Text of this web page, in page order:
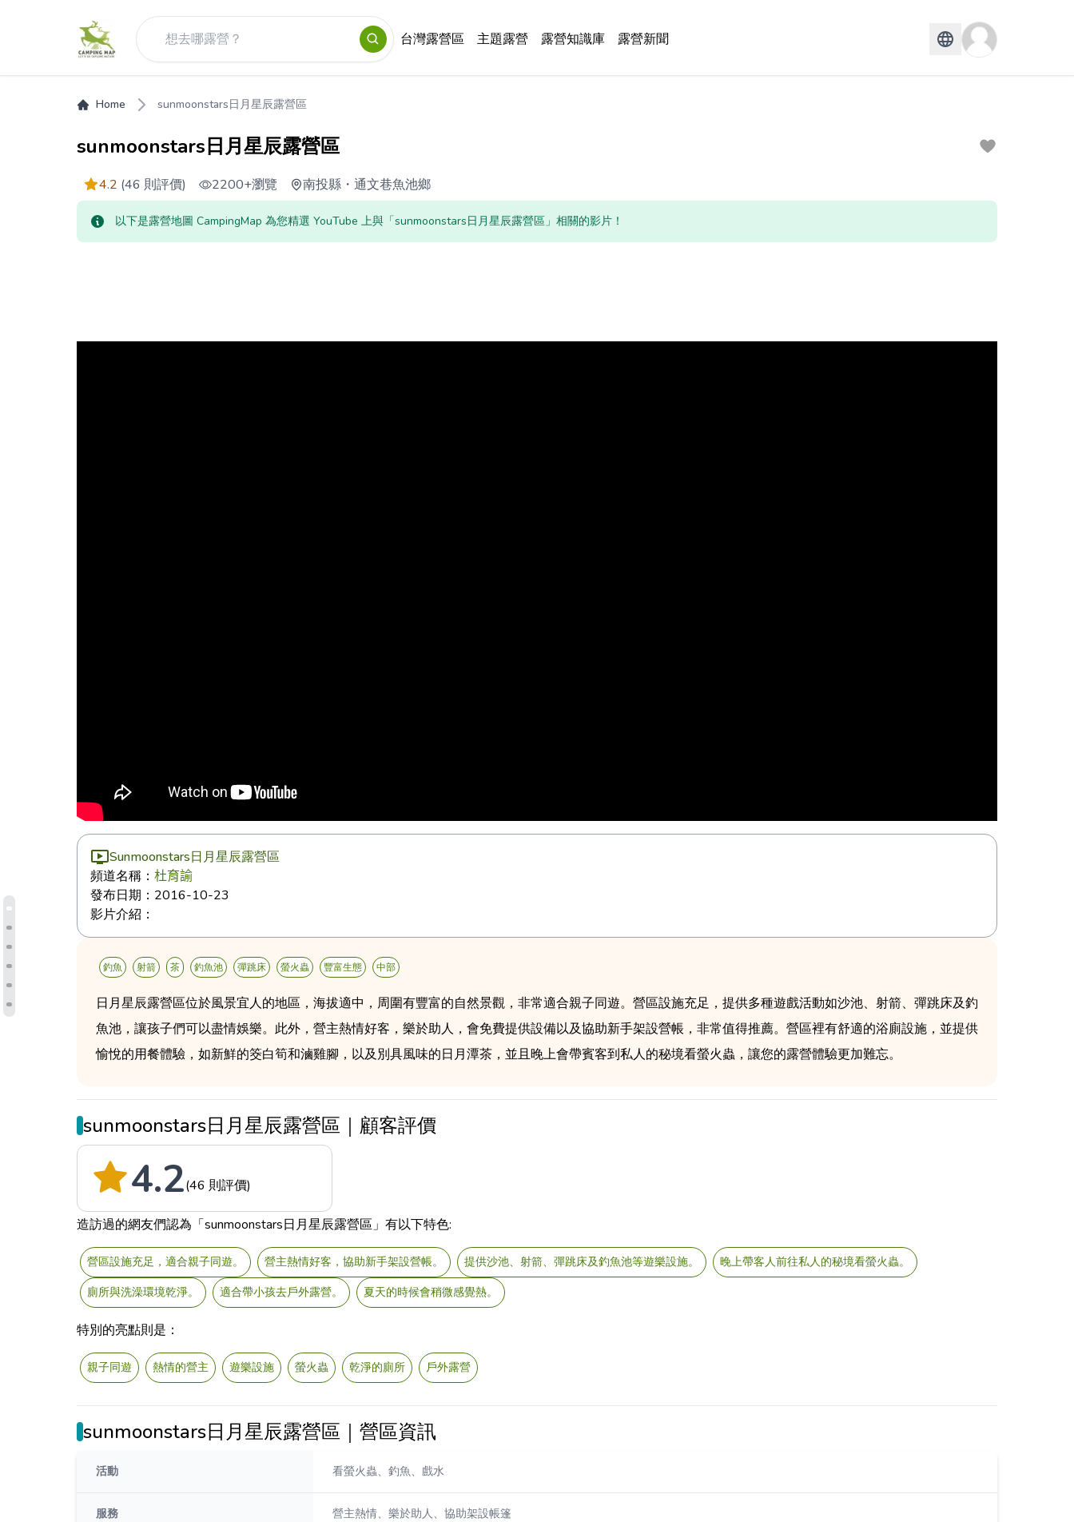
台灣露營區 主題露營 露營知識庫 露營新聞
Home sunmoonstars日月星辰露營區
sunmoonstars日月星辰露營區
4.2 (46 則評價) 2200+瀏覽 南投縣 ・ 通文巷魚池鄉
以下是露營地圖 CampingMap 為您精選 YouTube 上與「sunmoonstars日月星辰露營區」相關的影片！
Sunmoonstars日月星辰露營區
頻道名稱： 杜育諭
發布日期： 2016-10-23
影片介紹：
釣魚 射箭 茶 釣魚池 彈跳床 螢火蟲 豐富生態 中部
日月星辰露營區位於風景宜人的地區，海拔適中，周圍有豐富的自然景觀，非常適合親子同遊。營區設施充足，提供多種遊戲活動如沙池、射箭、彈跳床及釣
魚池，讓孩子們可以盡情娛樂。此外，營主熱情好客，樂於助人，會免費提供設備以及協助新手架設營帳，非常值得推薦。營區裡有舒適的浴廁設施，並提供
愉悅的用餐體驗，如新鮮的筊白筍和滷雞腳，以及別具風味的日月潭茶，並且晚上會帶賓客到私人的秘境看螢火蟲，讓您的露營體驗更加難忘。
sunmoonstars日月星辰露營區｜顧客評價
4.2(46 則評價)
造訪過的網友們認為「sunmoonstars日月星辰露營區」有以下特色:
營區設施充足，適合親子同遊。 營主熱情好客，協助新手架設營帳。 提供沙池、射箭、彈跳床及釣魚池等遊樂設施。
晚上帶客人前往私人的秘境看螢火蟲。
廁所與洗澡環境乾淨。
適合帶小孩去戶外露營。 夏天的時候會稍微感覺熱。
特別的亮點則是：
親子同遊 熱情的營主 遊樂設施 螢火蟲 乾淨的廁所 戶外露營
sunmoonstars日月星辰露營區｜營區資訊
活動 看螢火蟲、釣魚、戲水
服務 營主熱情、樂於助人、協助架設帳篷